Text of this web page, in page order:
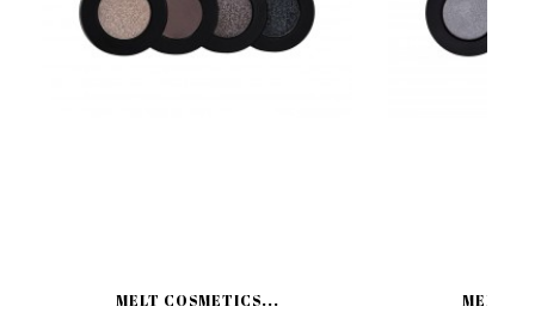
MELT COSMETICS... MELT